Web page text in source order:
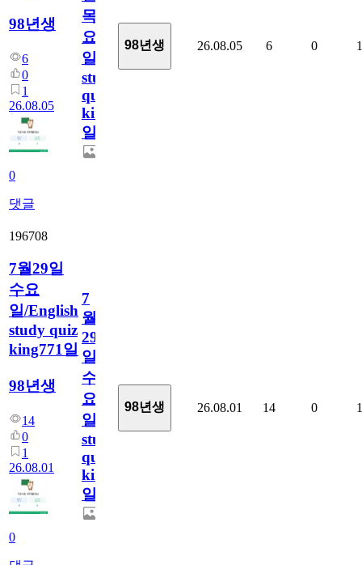
98년생
6
0
1
26.08.05
0
댓글
목
요
일/English
study
quiz
king772
일
98년생 26.08.05 6 0 1
196708
7월29일
수요
일/English
study quiz
king771일
98년생
14
0
1
26.08.01
0
7
월
29
일
수
요
일/English
study
quiz
king771
일
98년생 26.08.01 14 0 1